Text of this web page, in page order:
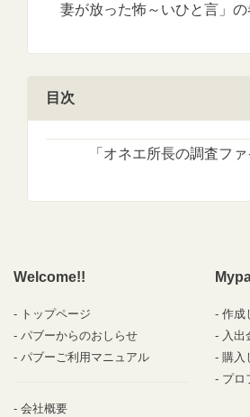
妻が放った怖～いひと言」の
目次
「オネエ所長の調査ファ
Welcome!!
トップページ
パブーからのおしらせ
パブーご利用マニュアル
会社概要
作成
入出
購入
プロ